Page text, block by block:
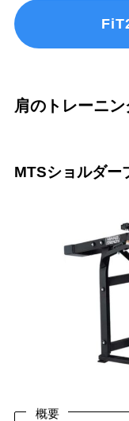
肩のトレーニ
MTSショルダー
概要